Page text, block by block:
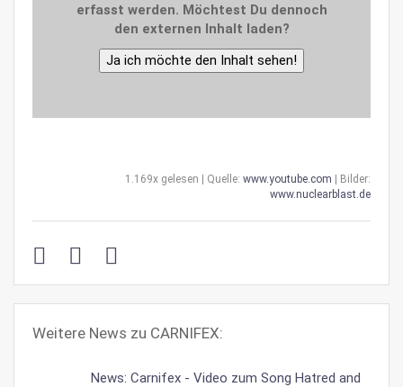
erfasst werden. Möchtest Du dennoch
den externen Inhalt laden?
Ja ich möchte den Inhalt sehen!
1.169x gelesen | Quelle: www.youtube.com | Bilder:
www.nuclearblast.de
Weitere News zu CARNIFEX:
News: Carnifex - Video zum Song Hatred and